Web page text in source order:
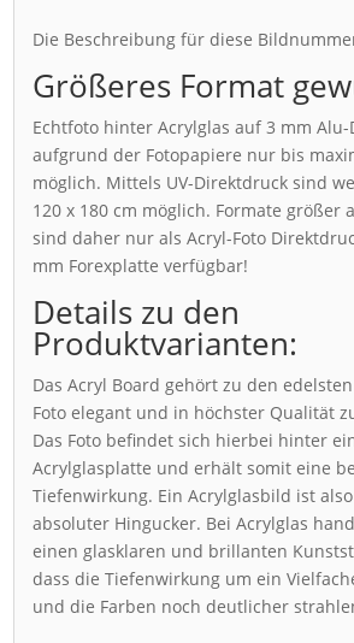
Die Beschreibung für diese
Größeres Format
Echtfoto hinter Acrylglas auf 3 mm
aufgrund der Fotopapiere nur bis
möglich. Mittels UV-Direktdruck sind
120 x 180 cm möglich. Formate größer
sind daher nur als Acryl-Foto
mm Forexplatte verfügbar!
Details zu den
Produktvarianten:
Das Acryl Board gehört zu den
Foto elegant und in höchster Qualität
Das Foto befindet sich hierbei hinter
Acrylglasplatte und erhält somit eine
Tiefenwirkung. Ein Acrylglasbild ist
absoluter Hingucker. Bei Acrylglas
einen glasklaren und brillanten
dass die Tiefenwirkung um ein
und die Farben noch deutlicher